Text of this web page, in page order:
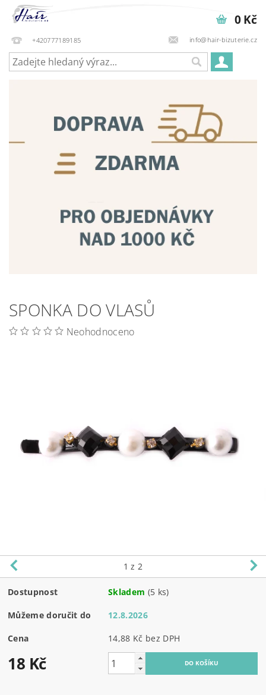
+420777189185 info@hair-bizuterie.cz
0 Kč
SPONKA DO VLASŮ
Neohodnoceno
1 z 2
Dostupnost Skladem (5 ks)
Můžeme doručit do 12.8.2026
Cena 14,88 Kč bez DPH
18 Kč